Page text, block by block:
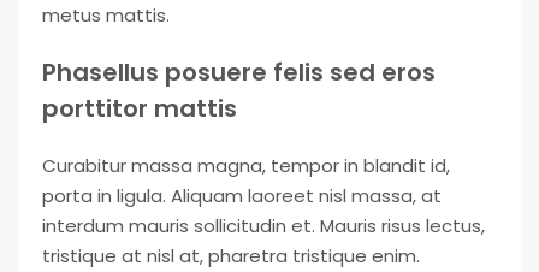
metus mattis.
Phasellus posuere felis sed eros
porttitor mattis
Curabitur massa magna, tempor in blandit id,
porta in ligula. Aliquam laoreet nisl massa, at
interdum mauris sollicitudin et. Mauris risus lectus,
tristique at nisl at, pharetra tristique enim.